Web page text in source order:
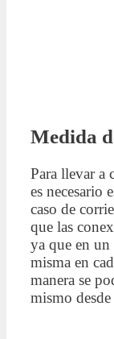
Medida
Para llevar a
es necesario
caso de
que las
ya que en un
misma en
manera se
mismo